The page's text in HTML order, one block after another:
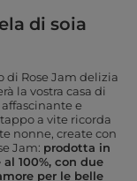
di soia
di Rose Jam delizia
la vostra casa di
e
a vite ricorda
nonne, create con
Jam: prodotta in
100%, con due
per le belle